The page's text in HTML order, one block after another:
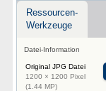
Ressourcen-
Werkzeuge
Datei-Information
Original JPG Datei
1200 × 1200 Pixel
(1.44 MP)